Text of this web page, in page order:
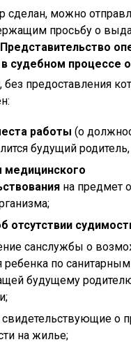
сделан, можно
просьбу о
Представительство
судебном процессе
без предоставления
работы (о
будущий
медицинского
на предмет
отсутствии
санслужбы о
ребенка по
будущему
о
на жилье;